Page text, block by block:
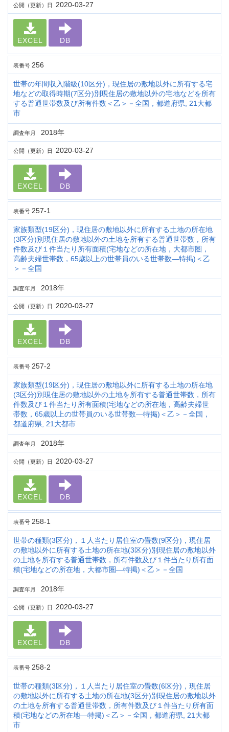
公開（更新）日 2020-03-27
EXCEL DB
表番号 256
世帯の年間収入階級(10区分)，現住居の敷地以外に所有する宅
地などの取得時期(7区分)別現住居の敷地以外の宅地などを所有
する普通世帯数及び所有件数＜乙＞－全国，都道府県, 21大都
市
調査年月 2018年
公開（更新）日 2020-03-27
EXCEL DB
表番号 257-1
家族類型(19区分)，現住居の敷地以外に所有する土地の所在地
(3区分)別現住居の敷地以外の土地を所有する普通世帯数，所有
件数及び１件当たり所有面積(宅地などの所在地，大都市圏，
高齢夫婦世帯数，65歳以上の世帯員のいる世帯数―特掲)＜乙
＞－全国
調査年月 2018年
公開（更新）日 2020-03-27
EXCEL DB
表番号 257-2
家族類型(19区分)，現住居の敷地以外に所有する土地の所在地
(3区分)別現住居の敷地以外の土地を所有する普通世帯数，所有
件数及び１件当たり所有面積(宅地などの所在地，高齢夫婦世
帯数，65歳以上の世帯員のいる世帯数―特掲)＜乙＞－全国，
都道府県, 21大都市
調査年月 2018年
公開（更新）日 2020-03-27
EXCEL DB
表番号 258-1
世帯の種類(3区分)，１人当たり居住室の畳数(9区分)，現住居
の敷地以外に所有する土地の所在地(3区分)別現住居の敷地以外
の土地を所有する普通世帯数，所有件数及び１件当たり所有面
積(宅地などの所在地，大都市圏―特掲)＜乙＞－全国
調査年月 2018年
公開（更新）日 2020-03-27
EXCEL DB
表番号 258-2
世帯の種類(3区分)，１人当たり居住室の畳数(6区分)，現住居
の敷地以外に所有する土地の所在地(3区分)別現住居の敷地以外
の土地を所有する普通世帯数，所有件数及び１件当たり所有面
積(宅地などの所在地―特掲)＜乙＞－全国，都道府県, 21大都
市